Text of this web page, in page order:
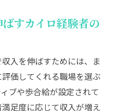
すカイロ経験者の
入を伸ばすためには、ま
価してくれる職場を選ぶ
ブや歩合給が設定されて
足度に応じて収入が増え